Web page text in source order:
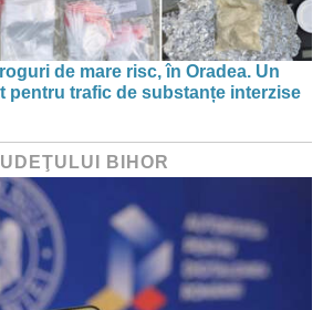
de mare risc, în Oradea. Un
pentru trafic de substanțe interzise
BIHOR